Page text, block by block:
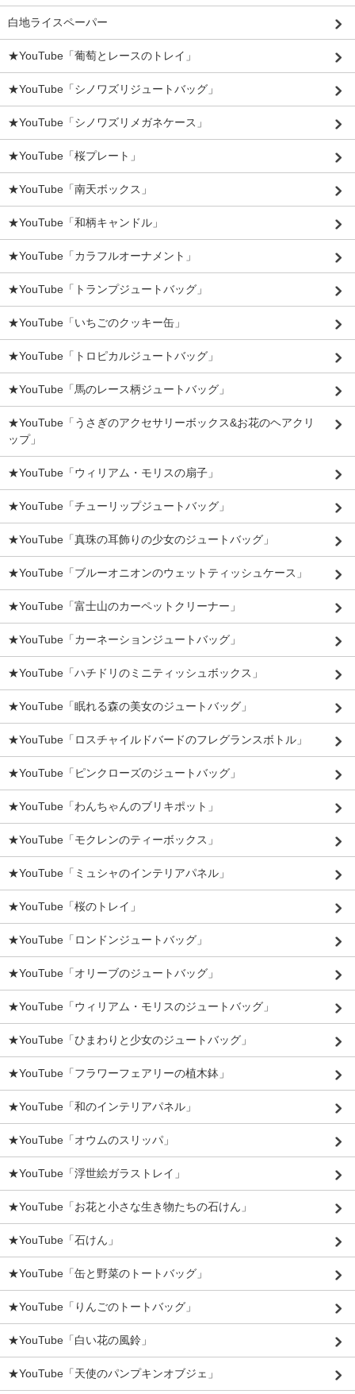
白地ライスペーパー
★YouTube「葡萄とレースのトレイ」
★YouTube「シノワズリジュートバッグ」
★YouTube「シノワズリメガネケース」
★YouTube「桜プレート」
★YouTube「南天ボックス」
★YouTube「和柄キャンドル」
★YouTube「カラフルオーナメント」
★YouTube「トランプジュートバッグ」
★YouTube「いちごのクッキー缶」
★YouTube「トロピカルジュートバッグ」
★YouTube「馬のレース柄ジュートバッグ」
★YouTube「うさぎのアクセサリーボックス&お花のヘアクリ
ップ」
★YouTube「ウィリアム・モリスの扇子」
★YouTube「チューリップジュートバッグ」
★YouTube「真珠の耳飾りの少女のジュートバッグ」
★YouTube「ブルーオニオンのウェットティッシュケース」
★YouTube「富士山のカーペットクリーナー」
★YouTube「カーネーションジュートバッグ」
★YouTube「ハチドリのミニティッシュボックス」
★YouTube「眠れる森の美女のジュートバッグ」
★YouTube「ロスチャイルドバードのフレグランスボトル」
★YouTube「ピンクローズのジュートバッグ」
★YouTube「わんちゃんのブリキポット」
★YouTube「モクレンのティーボックス」
★YouTube「ミュシャのインテリアパネル」
★YouTube「桜のトレイ」
★YouTube「ロンドンジュートバッグ」
★YouTube「オリーブのジュートバッグ」
★YouTube「ウィリアム・モリスのジュートバッグ」
★YouTube「ひまわりと少女のジュートバッグ」
★YouTube「フラワーフェアリーの植木鉢」
★YouTube「和のインテリアパネル」
★YouTube「オウムのスリッパ」
★YouTube「浮世絵ガラストレイ」
★YouTube「お花と小さな生き物たちの石けん」
★YouTube「石けん」
★YouTube「缶と野菜のトートバッグ」
★YouTube「りんごのトートバッグ」
★YouTube「白い花の風鈴」
★YouTube「天使のパンプキンオブジェ」